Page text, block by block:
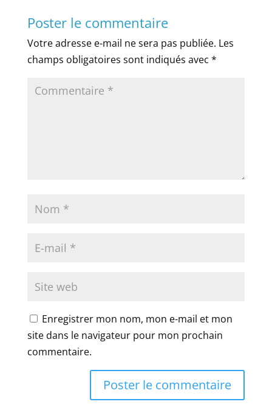
Poster le commentaire
Votre adresse e-mail ne sera pas publiée. Les
champs obligatoires sont indiqués avec *
Enregistrer mon nom, mon e-mail et mon
site dans le navigateur pour mon prochain
commentaire.